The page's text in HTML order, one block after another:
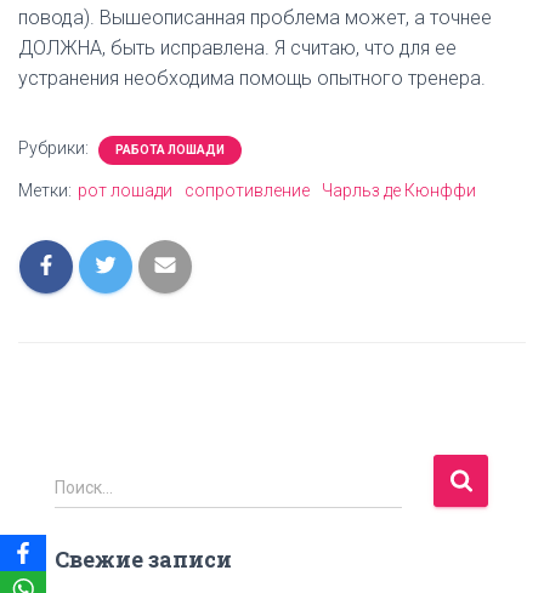
повода). Вышеописанная проблема может, а точнее
ДОЛЖНА, быть исправлена. Я считаю, что для ее
устранения необходима помощь опытного тренера.
Рубрики: РАБОТА ЛОШАДИ
Метки: рот лошади сопротивление Чарльз де Кюнффи
Н
а
т
Поиск…
Свежие записи